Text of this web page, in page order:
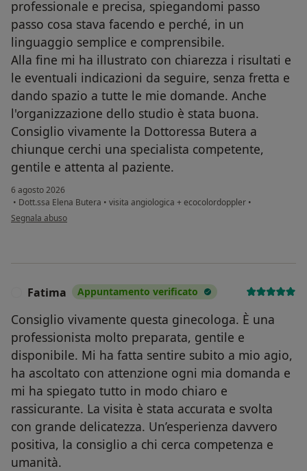
professionale e precisa, spiegandomi passo
passo cosa stava facendo e perché, in un
linguaggio semplice e comprensibile.
Alla fine mi ha illustrato con chiarezza i risultati e
le eventuali indicazioni da seguire, senza fretta e
dando spazio a tutte le mie domande. Anche
l'organizzazione dello studio è stata buona.
Consiglio vivamente la Dottoressa Butera a
chiunque cerchi una specialista competente,
gentile e attenta al paziente.
6 agosto 2026
• Dott.ssa Elena Butera • visita angiologica + ecocolordoppler •
secondo l'opinione dell'utente Silvia C.
Segnala abuso
Fatima Appuntamento verificato
Consiglio vivamente questa ginecologa. È una
professionista molto preparata, gentile e
disponibile. Mi ha fatta sentire subito a mio agio,
ha ascoltato con attenzione ogni mia domanda e
mi ha spiegato tutto in modo chiaro e
rassicurante. La visita è stata accurata e svolta
con grande delicatezza. Un’esperienza davvero
positiva, la consiglio a chi cerca competenza e
umanità.